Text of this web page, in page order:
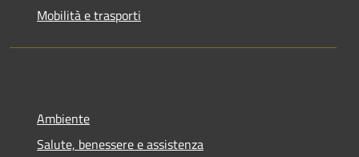
Mobilità e trasporti
Ambiente
Salute, benessere e assistenza